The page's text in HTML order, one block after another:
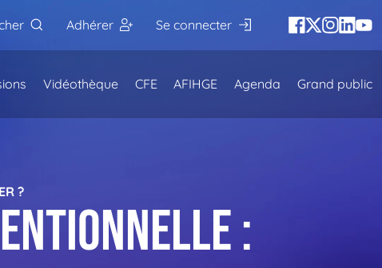
Adhérer Se connecter
Vidéothèque CFE AFIHGE Agenda Grand public
?
: